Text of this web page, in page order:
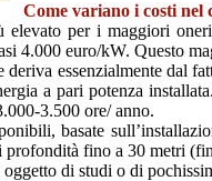
Come variano i costi nel
per i maggiori
4.000 euro/kW. Questo
deriva essenzialmente dal
a pari potenza
3.500 ore/ anno.
basate
profondità fino a 30 metri
di studi o di